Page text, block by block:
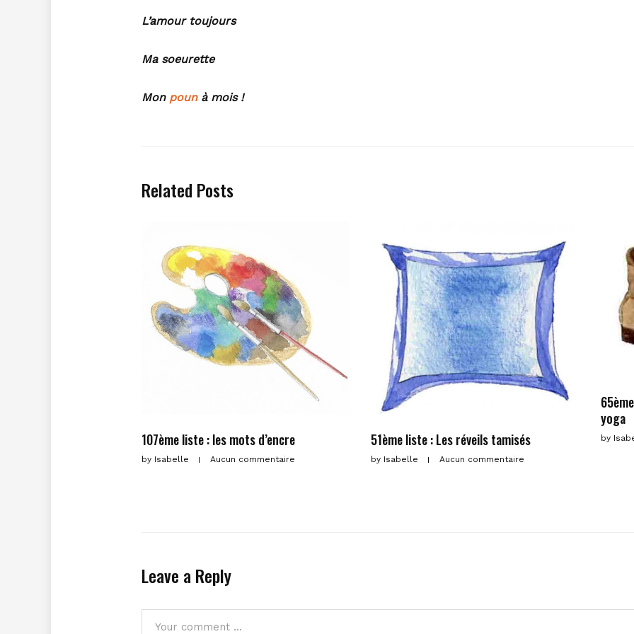
L’amour toujours
Ma soeurette
Mon pounà mois !
Related Posts
107ème liste : les mots d’encre
byIsabelle Aucun commentaire
51ème liste : Les réveils tamisés
by Isabelle Aucun commentaire
yoga
by
Leave a Reply